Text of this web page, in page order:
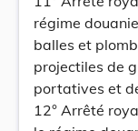
régime
balles et
projectiles de
portatives et
12° Arrêté